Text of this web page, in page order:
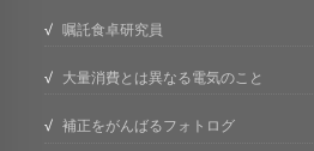
嘱託食卓研究員
大量消費とは異なる電気のこと
補正をがんばるフォトログ